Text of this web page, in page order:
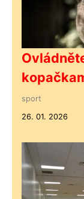
sport
26. 01. 2026